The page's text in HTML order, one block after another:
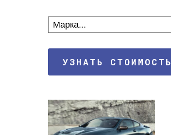
УЗНАТЬ СТОИМОСТЬ